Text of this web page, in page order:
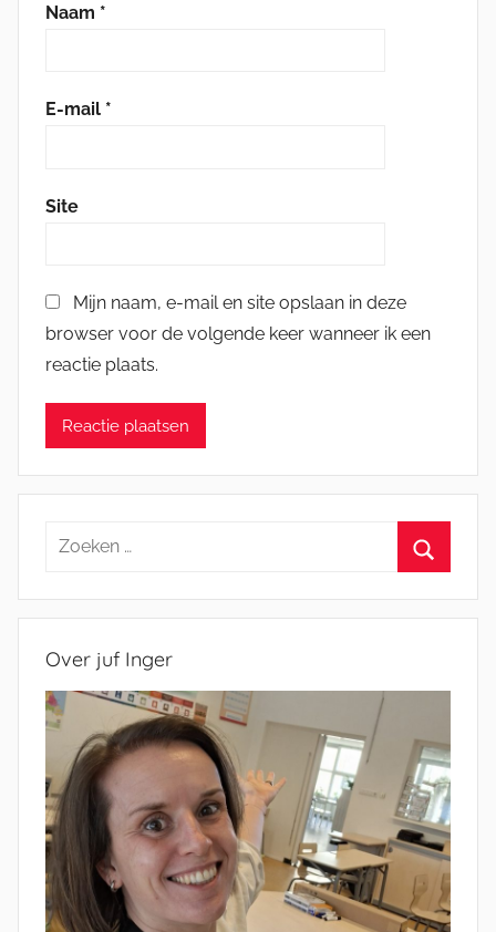
Naam *
E-mail *
Site
Mijn naam, e-mail en site opslaan in deze
browser voor de volgende keer wanneer ik een
reactie plaats.
Zoeken
Over juf Inger